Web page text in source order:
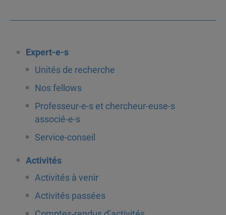
Expert-e-s
Unités de recherche
Nos fellows
Professeur-e-s et chercheur-euse-s
associé-e-s
Service-conseil
Activités
Activités à venir
Activités passées